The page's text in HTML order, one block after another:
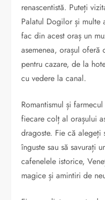
renascentistă. Puteți
Palatul Dogilor și multe
fac din acest oraș un
asemenea, orașul
pentru cazare, de la
cu vedere la canal.
Romantismul și
fiecare colț al orașului
dragoste. Fie că alegeți
înguste sau să savurați
cafenelele istorice,
magice și amintiri de